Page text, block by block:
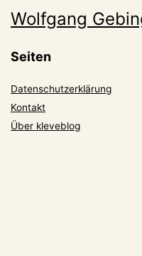
Wolfgang
Seiten
Datenschutzerklärung
Kontakt
Über kleveblog